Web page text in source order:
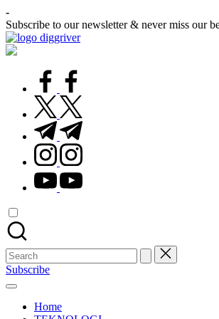
Skip
to
content
-
Subscribe to our newsletter & never miss our
Inovasi
Bisnis
facebook.com
twitter.com
t.me
instagram.com
youtube.com
Search
for:
Subscribe
Home